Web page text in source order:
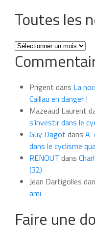
Toutes les
Toutes
les
news
moisPrigent dans La
Caillau en danger !
Mazeaud Laurent
s’investir dans le
Guy Dagot dans A
dans le cyclisme
RENOUT dans
(32)
Jean Dartigolles
ami
Faire une